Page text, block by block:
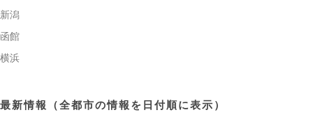
新潟
函館
横浜
最新情報（全都市の情報を日付順に表示）